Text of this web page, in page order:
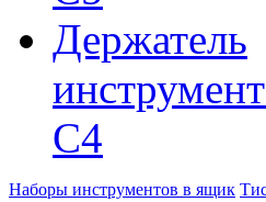
Держатель
C4
Наборы инструментов в ящик